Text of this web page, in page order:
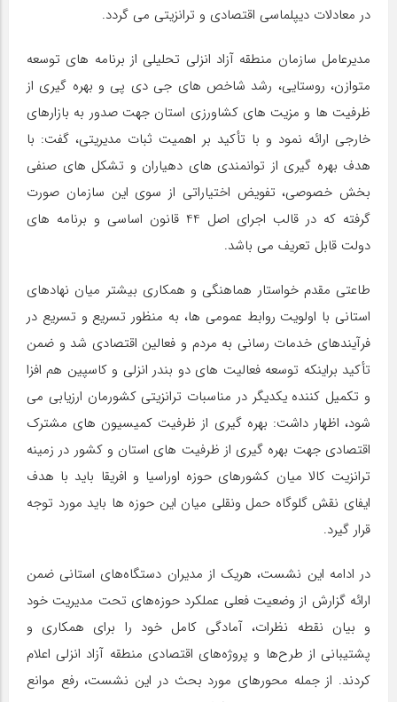
در معادلات دیپلماسی اقتصادی و ترانزیتی می گردد.
مدیرعامل سازمان منطقه آزاد انزلی تحلیلی از برنامه های توسعه
متوازن، روستایی، رشد شاخص های جی دی پی و بهره گیری از
ظرفیت ها و مزیت های کشاورزی استان جهت صدور به بازارهای
خارجی ارائه نمود و با تأکید بر اهمیت ثبات مدیریتی، گفت: با
هدف بهره گیری از توانمندی های دهیاران و تشکل های صنفی
بخش خصوصی، تفویض اختیاراتی از سوی این سازمان صورت
گرفته که در قالب اجرای اصل 44 قانون اساسی و برنامه های
دولت قابل تعریف می باشد.
طاعتی مقدم خواستار هماهنگی و همکاری بیشتر میان نهادهای
استانی با اولویت روابط عمومی ها، به منظور تسریع و تسریع در
فرآیندهای خدمات رسانی به مردم و فعالین اقتصادی شد و ضمن
تأکید براینکه توسعه فعالیت های دو بندر انزلی و کاسپین هم افزا
و تکمیل کننده یکدیگر در مناسبات ترانزیتی کشورمان ارزیابی می
شود، اظهار داشت: بهره گیری از ظرفیت کمیسیون های مشترک
اقتصادی جهت بهره گیری از ظرفیت های استان و کشور در زمینه
ترانزیت کالا میان کشورهای حوزه اوراسیا و افریقا باید با هدف
ایفای نقش گلوگاه حمل ونقلی میان این حوزه ها باید مورد توجه
قرار گیرد.
در ادامه این نشست، هریک از مدیران دستگاه‌های استانی ضمن
ارائه گزارش از وضعیت فعلی عملکرد حوزه‌های تحت مدیریت خود
و بیان نقطه نظرات، آمادگی کامل خود را برای همکاری و
پشتیبانی از طرح‌ها و پروژه‌های اقتصادی منطقه آزاد انزلی اعلام
کردند. از جمله محورهای مورد بحث در این نشست، رفع موانع